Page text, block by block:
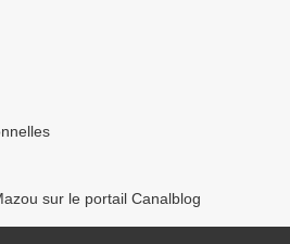
sur le portail Canalblog